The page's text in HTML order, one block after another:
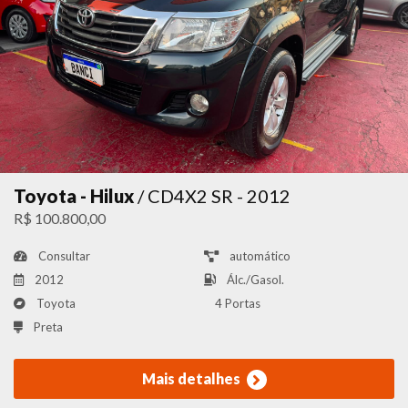
Toyota - Hilux / CD4X2 SR - 2012
R$ 100.800,00
Consultar
automático
2012
Álc./Gasol.
Toyota
4 Portas
Preta
Mais detalhes